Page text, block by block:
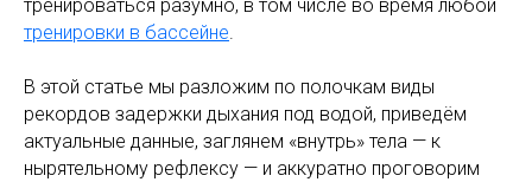
тренироваться разумно, в том числе во время любой
тренировки в бассейне.
В этой статье мы разложим по полочкам виды
рекордов задержки дыхания под водой, приведём
актуальные данные, заглянем «внутрь» тела — к
нырятельному рефлексу — и аккуратно проговорим